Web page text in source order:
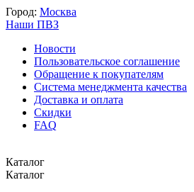
Город: Москва
Наши ПВЗ
Новости
Пользовательское соглашение
Обращение к покупателям
Система менеджмента качества
Доставка и оплата
Скидки
FAQ
Каталог
Каталог